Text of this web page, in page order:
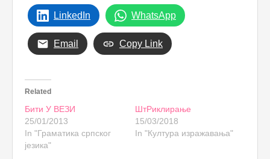
LinkedIn WhatsApp
Email Copy Link
Related
Бити У ВЕЗИ
25/01/2013
In "Граматика српског
језика"
ШтРиклирање
15/03/2018
In "Култура изражавања"